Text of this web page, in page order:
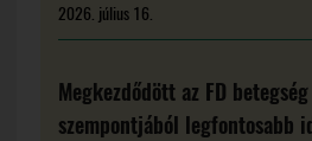
2026. július 16.
Megkezdődött az FD
szempontjából legfontosabb